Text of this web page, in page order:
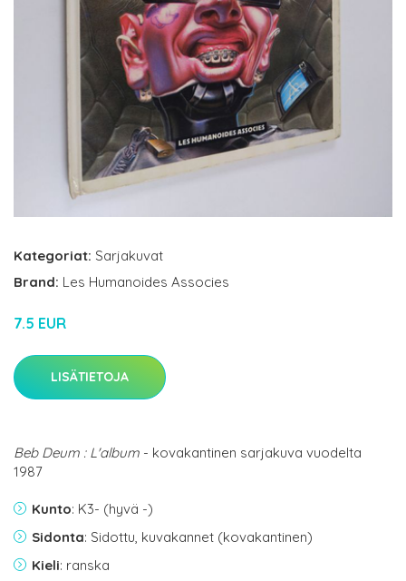
Kategoriat: Sarjakuvat
Brand: Les Humanoides Associes
7.5 EUR
LISÄTIETOJA
Beb Deum : L'album - kovakantinen sarjakuva vuodelta
1987
Kunto: K3- (hyvä -)
Sidonta: Sidottu, kuvakannet (kovakantinen)
Kieli: ranska